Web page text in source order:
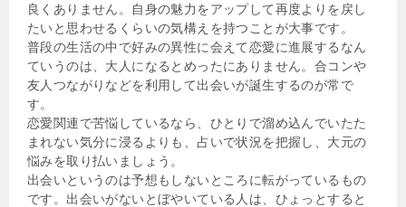
良くありません。自身の魅力をアップして再度よりを戻し
たいと思わせるくらいの気構えを持つことが大事です。
普段の生活の中で好みの異性に会えて恋愛に進展するなん
ていうのは、大人になるとめったにありません。合コンや
友人つながりなどを利用して出会いが誕生するのが常で
す。
恋愛関連で苦悩しているなら、ひとりで溜め込んでいたた
まれない気分に浸るよりも、占いで状況を把握し、大元の
悩みを取り払いましょう。
出会いというのは予想もしないところに転がっているもの
です。出会いがないとぼやいている人は、ひょっとすると